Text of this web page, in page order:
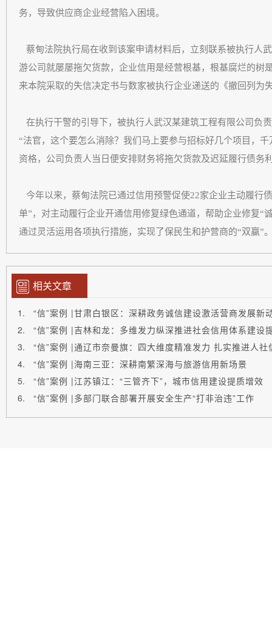
务，导致供应商企业经营陷入困境。
蔡甸法院执行局在收到该案申请材料后，立刻联系被执行人
游公司就屡屡拖欠货款，企业信用是经营根基，根基腐烂的树
来本院采取的失信决定书与数家被执行企业递送的《撤回列
在执行干警的引导下，被执行人武汉某建筑工程有限公司负
“法官，这个要怎么消除？我们马上要参与招标好几个项目，
资格，公司负责人当日便安排财务将拖欠货款及迟延履行债务
今年以来，蔡甸法院已通过信用预警促使22家企业主动履行
单”，对主动履行企业开通信用修复绿色通道，帮助企业修复“
通过灵活运用各项执行措施，实现了保民生和护营商的“双赢”
相关文章
“信”案例 |吉林和龙：多维发力纵深推进社会信用体系建设
“信”案例 |通辽市奈曼旗：四大维度精准发力 扎实推进人社
“信”案例 |海南三亚：深耕南繁深海与旅游信用新场景
“信”案例 |江苏镇江：“三管齐下”，城市信用建设提质增效
“信”案例 |多部门联合部署开展安全生产“打非治违”工作